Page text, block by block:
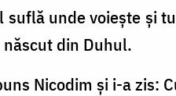
suflă unde voieşte şi
din Duhul.
Nicodim şi i-a zis: